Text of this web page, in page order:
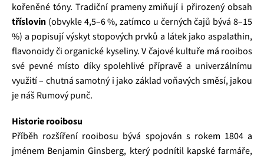
kořeněné tóny. Tradiční prameny zmiňují i přirozený obsah
tříslovin (obvykle 4,5–6 %, zatímco u černých čajů bývá 8–15
%) a popisují výskyt stopových prvků a látek jako aspalathin,
flavonoidy či organické kyseliny. V čajové kultuře má rooibos
své pevné místo díky spolehlivé přípravě a univerzálnímu
využití – chutná samotný i jako základ voňavých směsí, jakou
je náš Rumový punč.
Historie rooibosu
Příběh rozšíření rooibosu bývá spojován s rokem 1804 a
jménem Benjamin Ginsberg, který podnítil kapské farmáře,